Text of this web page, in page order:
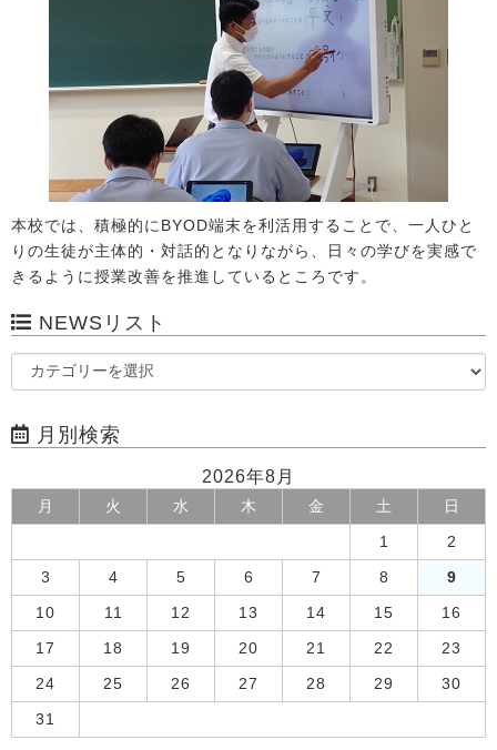
本校では、積極的にBYOD端末を利活用することで、一人ひと
りの生徒が主体的・対話的となりながら、日々の学びを実感で
きるように授業改善を推進しているところです。
NEWSリスト
月別検索
2026年8月
月 火 水 木 金 土 日
1 2
3 4 5 6 7 8 9
10 11 12 13 14 15 16
17 18 19 20 21 22 23
24 25 26 27 28 29 30
31